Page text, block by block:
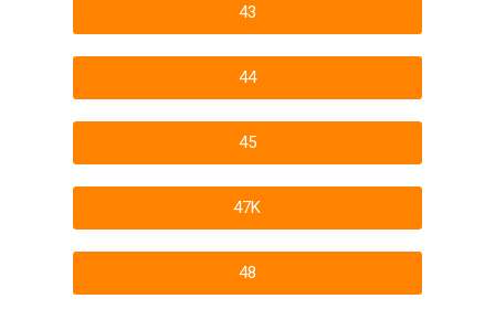
43
44
45
47K
48